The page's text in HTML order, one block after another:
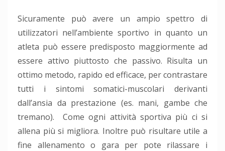
Sicuramente può avere un ampio spettro di
utilizzatori nell’ambiente sportivo in quanto un
atleta può essere predisposto maggiormente ad
essere attivo piuttosto che passivo. Risulta un
ottimo metodo, rapido ed efficace, per contrastare
tutti i sintomi somatici-muscolari derivanti
dall’ansia da prestazione (es. mani, gambe che
tremano). Come ogni attività sportiva più ci si
allena più si migliora. Inoltre può risultare utile a
fine allenamento o gara per pote rilassare i